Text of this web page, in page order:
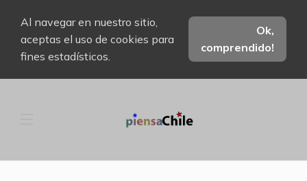
Al navegar en nuestro sitio,
aceptas el uso de cookies para
fines estadísticos.
Ok,
comprendido!